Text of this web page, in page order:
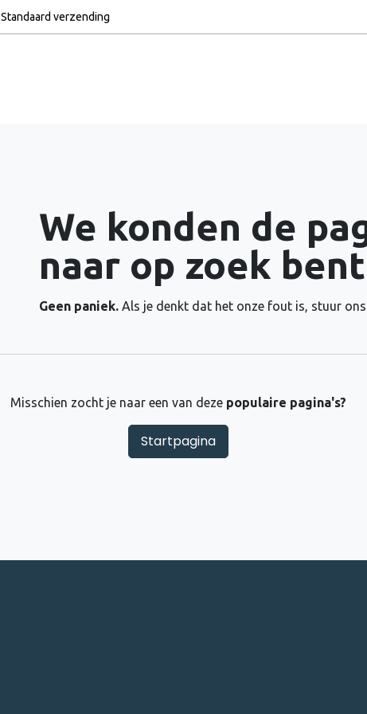
Standaard verzending
Fout 404
We konden de
naar op zoek
Geen paniek. Als je denkt dat het onze fout is, stuur
Misschien zocht je naar een van deze populaire pagina's?
Startpagina